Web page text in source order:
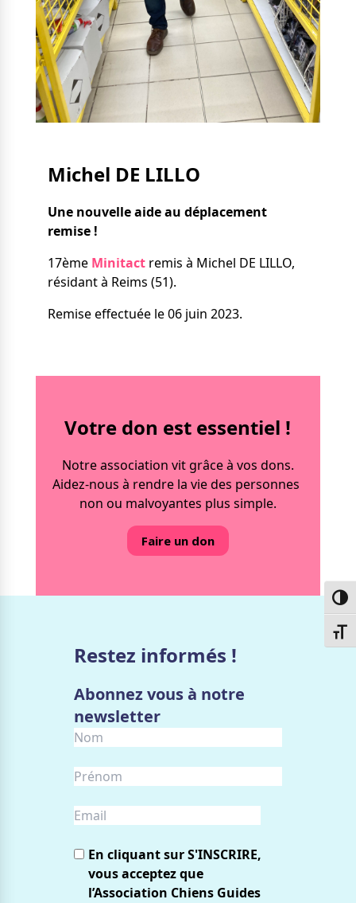
Nos solutions
Le chien guide d’aveugle
La canne blanche
électronique
Le Bemob
Formation
Tout savoir
Irremplaçables, la
Michel DE LILLO
Une nouvelle aide au déplacement
remise !
17ème Minitact remis à Michel DE LILLO,
résidant à Reims (51).
Remise effectuée le 06 juin 2023.
Votre don est essentiel !
Notre association vit grâce à vos dons.
Aidez-nous à rendre la vie des personnes
non ou malvoyantes plus simple.
Faire un don
Restez informés !
Abonnez vous à notre
newsletter
En cliquant sur S'INSCRIRE,
vous acceptez que
l’Association Chiens Guides